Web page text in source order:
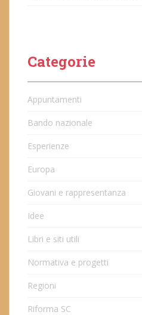
Categorie
Appuntamenti
Bando nazionale
Esperienze
Europa
Giovani e rappresentanza
Idee
Libri e siti utili
Normativa e progetti
Regioni
Riforma SC